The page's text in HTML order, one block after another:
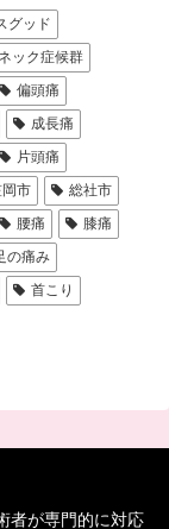
グッド
ック症候群
偏頭痛
成長痛
片頭痛
市
総社市
腰痛
膝痛
の痛み
首こり
者が専門的に対応